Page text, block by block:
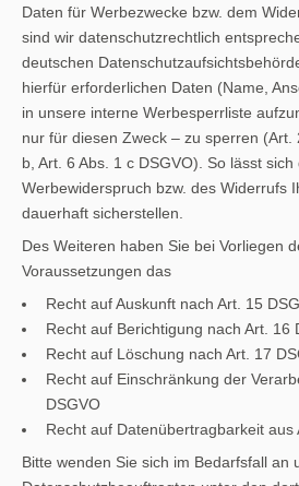
Daten für Werbezwecke bzw. dem
sind wir datenschutzrechtlich
deutschen
hierfür erforderlichen Daten (Name,
in unsere interne Werbesperrliste
nur für diesen Zweck – zu sperren (Art.
b, Art. 6 Abs. 1 c DSGVO). So lässt
Werbewiderspruch bzw. des Widerrufs
dauerhaft sicherstellen.
Des Weiteren haben Sie bei Vorliegen
Voraussetzungen das
Recht auf Auskunft nach Art. 15
Recht auf Berichtigung nach Art. 16
Recht auf Löschung nach Art. 17
Recht auf Einschränkung der
DSGVO
Recht auf Datenübertragbarkeit aus
Bitte wenden Sie sich im Bedarfsfall an